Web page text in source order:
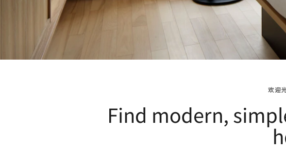
欢迎
Find modern,